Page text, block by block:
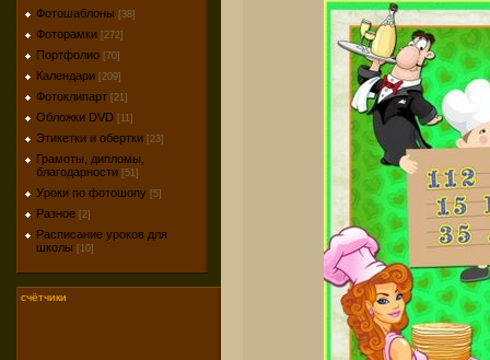
Фотошаблоны [38]
Фоторамки [272]
Портфолио [70]
Календари [209]
Фотоклипарт [21]
Обложки DVD [11]
Этикетки и обертки [23]
Грамоты, дипломы,
благодарности [51]
Уроки по фотошопу [5]
Разное [2]
Расписание уроков для
школы [10]
счётчики